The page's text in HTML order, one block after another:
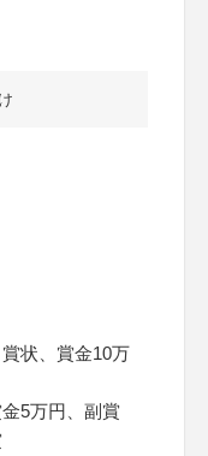
状、賞金10万
5万円、副賞